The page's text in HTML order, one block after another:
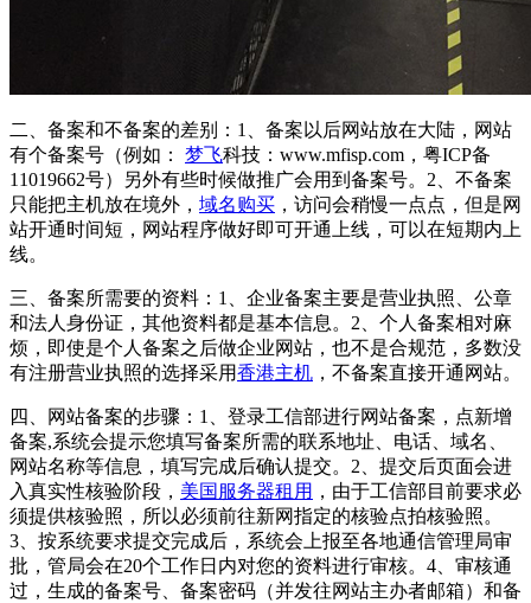
二、备案和不备案的差别：1、备案以后网站放在大陆，网站
有个备案号（例如： 梦飞科技：www.mfisp.com，粤ICP备
11019662号）另外有些时候做推广会用到备案号。2、不备案
只能把主机放在境外， 域名购买 ，访问会稍慢一点点，但是网
站开通时间短，网站程序做好即可开通上线，可以在短期内上
线。
三、备案所需要的资料：1、企业备案主要是营业执照、公章
和法人身份证，其他资料都是基本信息。2、个人备案相对麻
烦，即使是个人备案之后做企业网站，也不是合规范，多数没
有注册营业执照的选择采用香港主机 ，不备案直接开通网站。
四、网站备案的步骤：1、登录工信部进行网站备案，点新增
备案,系统会提示您填写备案所需的联系地址、电话、域名、
网站名称等信息，填写完成后确认提交。2、提交后页面会进
入真实性核验阶段， 美国服务器租用 ，由于工信部目前要求必
须提供核验照，所以必须前往新网指定的核验点拍核验照。
3、按系统要求提交完成后，系统会上报至各地通信管理局审
批，管局会在20个工作日内对您的资料进行审核。4、审核通
过，生成的备案号、备案密码（并发往网站主办者邮箱）和备